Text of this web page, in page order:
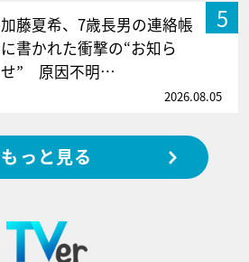
5
加藤夏希、7歳長男の連絡帳
に書かれた衝撃の“お知ら
せ” 原因不明…
2026.08.05
もっと見る